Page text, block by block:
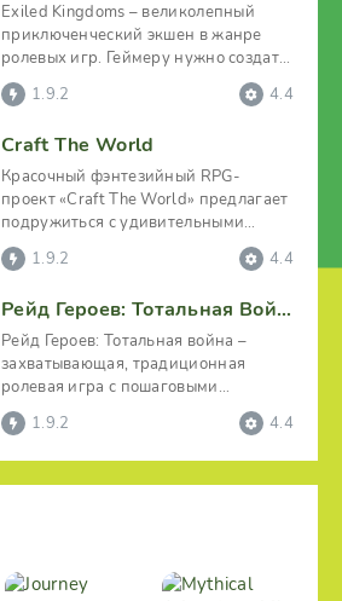
Exiled Kingdoms – великолепный
приключенческий экшен в жанре
ролевых игр. Геймеру нужно создать
своего храброго героя и
1.9.2 4.4
Craft The World
Красочный фэнтезийный RPG-
проект «Craft The World» предлагает
подружиться с удивительными
гномами, сделать так, чтобы
1.9.2 4.4
Рейд Героев: Тотальная Война
Рейд Героев: Тотальная война –
захватывающая, традиционная
ролевая игра с пошаговыми
поединками. Цель – сотворить
1.9.2 4.4